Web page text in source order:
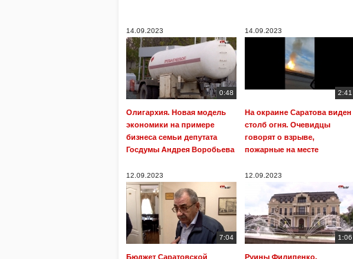
14.09.2023
0:48
Олигархия. Новая модель
экономики на примере
бизнеса семьи депутата
Госдумы Андрея Воробьева
14.09.2023
2:41
На окраине Саратова виден
столб огня. Очевидцы
говорят о взрыве,
пожарные на месте
12.09.2023
7:04
Бюджет Саратовской
12.09.2023
1:06
Руины Филипенко.